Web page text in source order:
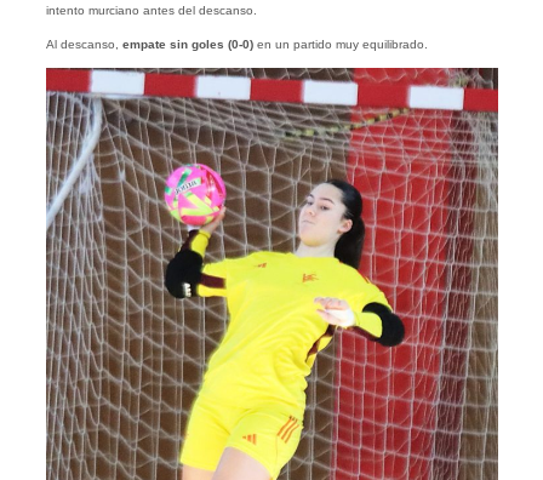
intento murciano antes del descanso.
Al descanso, empate sin goles (0-0)en un partido muy equilibrado.